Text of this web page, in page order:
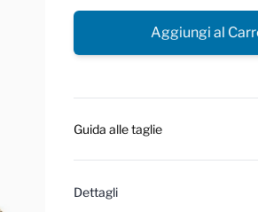
Aggiungi al
Guida alle taglie
Dettagli